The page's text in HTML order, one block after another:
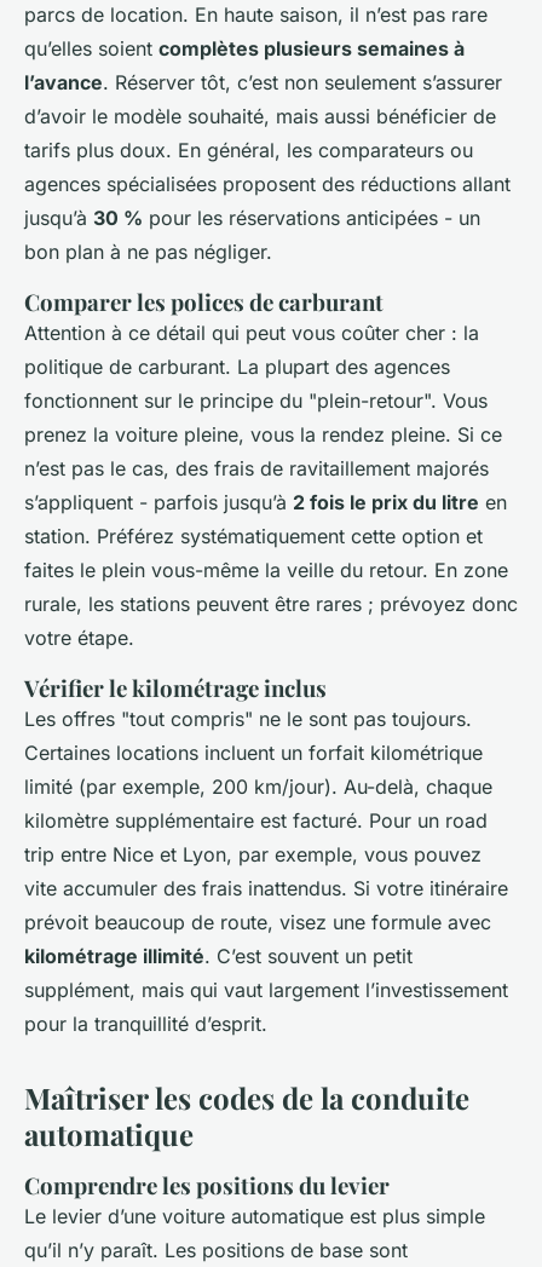
parcs de location. En haute saison, il n’est pas rare
qu’elles soient complètes plusieurs semaines à
l’avance. Réserver tôt, c’est non seulement s’assurer
d’avoir le modèle souhaité, mais aussi bénéficier de
tarifs plus doux. En général, les comparateurs ou
agences spécialisées proposent des réductions allant
jusqu’à 30 % pour les réservations anticipées - un
bon plan à ne pas négliger.
Comparer les polices de carburant
Attention à ce détail qui peut vous coûter cher : la
politique de carburant. La plupart des agences
fonctionnent sur le principe du "plein-retour". Vous
prenez la voiture pleine, vous la rendez pleine. Si ce
n’est pas le cas, des frais de ravitaillement majorés
s’appliquent - parfois jusqu’à 2 fois le prix du litre en
station. Préférez systématiquement cette option et
faites le plein vous-même la veille du retour. En zone
rurale, les stations peuvent être rares ; prévoyez donc
votre étape.
Vérifier le kilométrage inclus
Les offres "tout compris" ne le sont pas toujours.
Certaines locations incluent un forfait kilométrique
limité (par exemple, 200 km/jour). Au-delà, chaque
kilomètre supplémentaire est facturé. Pour un road
trip entre Nice et Lyon, par exemple, vous pouvez
vite accumuler des frais inattendus. Si votre itinéraire
prévoit beaucoup de route, visez une formule avec
kilométrage illimité. C’est souvent un petit
supplément, mais qui vaut largement l’investissement
pour la tranquillité d’esprit.
Maîtriser les codes de la conduite
automatique
Comprendre les positions du levier
Le levier d’une voiture automatique est plus simple
qu’il n’y paraît. Les positions de base sont